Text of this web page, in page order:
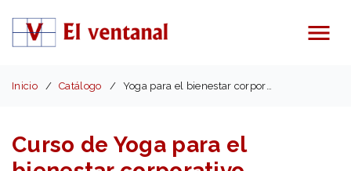
Menú
Inicio Catálogo Yoga para el bienestar corporativo
Curso de Yoga para el